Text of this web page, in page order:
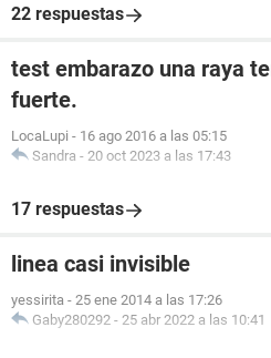
22 respuestas
test embarazo una raya
fuerte.
LocaLupi - 16 ago 2016 a las 05:15
Sandra - 20 oct 2023 a las 17:43
17 respuestas
linea casi invisible
yessirita - 25 ene 2014 a las 17:26
Gaby280292 - 25 abr 2022 a las 10:41